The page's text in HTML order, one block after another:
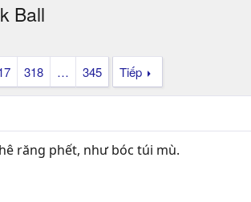
Ball
318 … 345 Tiếp
răng phết, như bóc túi mù.